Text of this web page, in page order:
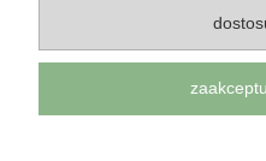
to wyjątkowy
nowe smaki świata nie